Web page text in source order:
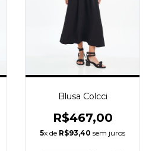
Blusa Colcci
R$467,00
5x de R$93,40 sem juros